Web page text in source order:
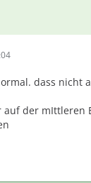
dass nicht
auf der mIttleren